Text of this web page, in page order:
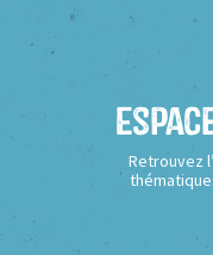
Retrouvez